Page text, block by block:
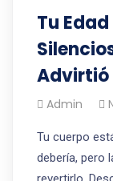
Tu
Advirtió
Admin
Tu cuerpo
debería, pero